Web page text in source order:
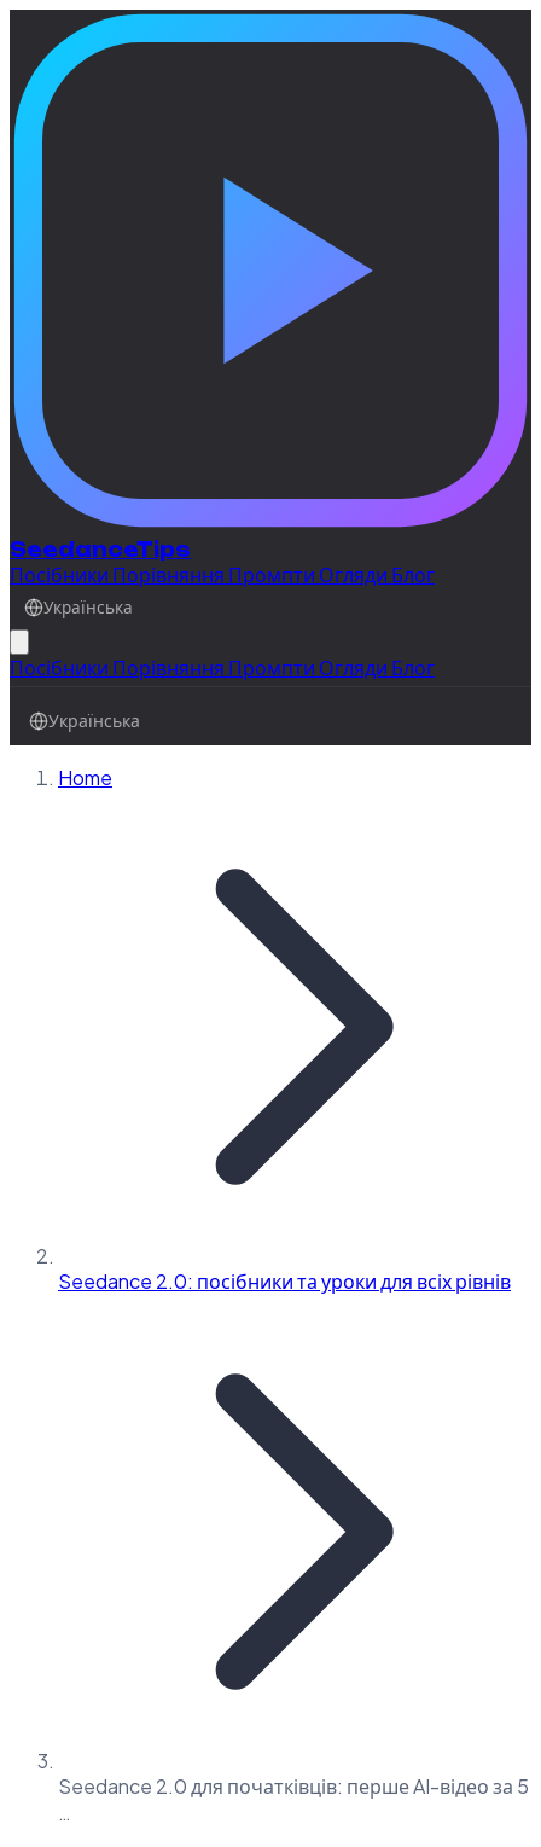
SeedanceTips
Посібники Порівняння Промпти Огляди Блог
Українська
Посібники Порівняння Промпти Огляди Блог
Українська
Home
Seedance 2.0: посібники та уроки для всіх рівнів
Seedance 2.0 для початківців: перше AI-відео за 5
…